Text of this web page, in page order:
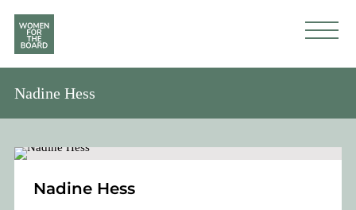
Nadine Hess
Nadine Hess